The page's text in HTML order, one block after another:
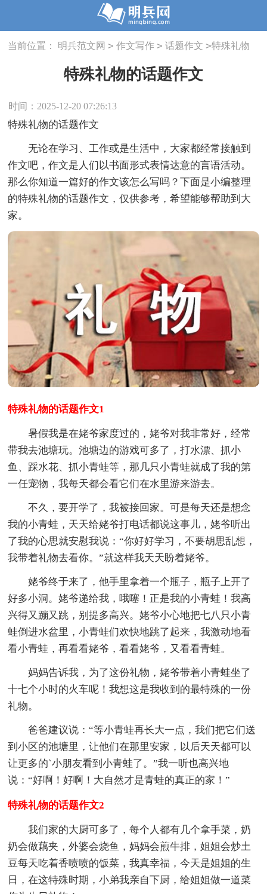
当前位置： 明兵范文网 > 作文写作 > 话题作文 >特殊礼物
特殊礼物的话题作文
时间：2025-12-20 07:26:13
特殊礼物的话题作文
无论在学习、工作或是生活中，大家都经常接触到
作文吧，作文是人们以书面形式表情达意的言语活动。
那么你知道一篇好的作文该怎么写吗？下面是小编整理
的特殊礼物的话题作文，仅供参考，希望能够帮助到大
家。
特殊礼物的话题作文1
暑假我是在姥爷家度过的，姥爷对我非常好，经常
带我去池塘玩。池塘边的游戏可多了，打水漂、抓小
鱼、踩水花、抓小青蛙等，那几只小青蛙就成了我的第
一任宠物，我每天都会看它们在水里游来游去。
不久，要开学了，我被接回家。可是每天还是想念
我的小青蛙，天天给姥爷打电话都说这事儿，姥爷听出
了我的心思就安慰我说：“你好好学习，不要胡思乱想，
我带着礼物去看你。”就这样我天天盼着姥爷。
姥爷终于来了，他手里拿着一个瓶子，瓶子上开了
好多小洞。姥爷递给我，哦噻！正是我的小青蛙！我高
兴得又蹦又跳，别提多高兴。姥爷小心地把七八只小青
蛙倒进水盆里，小青蛙们欢快地跳了起来，我激动地看
看小青蛙，再看看姥爷，看看姥爷，又看看青蛙。
妈妈告诉我，为了这份礼物，姥爷带着小青蛙坐了
十七个小时的火车呢！我想这是我收到的最特殊的一份
礼物。
爸爸建议说：“等小青蛙再长大一点，我们把它们送
到小区的池塘里，让他们在那里安家，以后天天都可以
让更多的`小朋友看到小青蛙了。”我一听也高兴地
说：“好啊！好啊！大自然才是青蛙的真正的家！”
特殊礼物的话题作文2
我们家的大厨可多了，每个人都有几个拿手菜，奶
奶会做藕夹，外婆会烧鱼，妈妈会煎牛排，姐姐会炒土
豆每天吃着香喷喷的饭菜，我真幸福，今天是姐姐的生
日，在这特殊时期，小弟我亲自下厨，给姐姐做一道菜